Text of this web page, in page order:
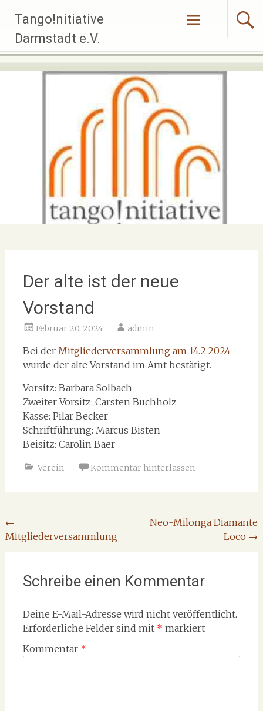
Inhalt
springen
Tango!nitiative
Darmstadt e.V.
Der alte ist der neue
Vorstand
Februar 20, 2024 admin
Bei der Mitgliederversammlung am 14.2.2024
wurde der alte Vorstand im Amt bestätigt.
Vorsitz: Barbara Solbach
Zweiter Vorsitz: Carsten Buchholz
Kasse: Pilar Becker
Schriftführung: Marcus Bisten
Beisitz: Carolin Baer
Verein Kommentar hinterlassen
Beitragsnavigation
←
Mitgliederversammlung
Neo-Milonga Diamante
Loco →
Schreibe einen Kommentar
Deine E-Mail-Adresse wird nicht veröffentlicht.
Erforderliche Felder sind mit * markiert
Kommentar *